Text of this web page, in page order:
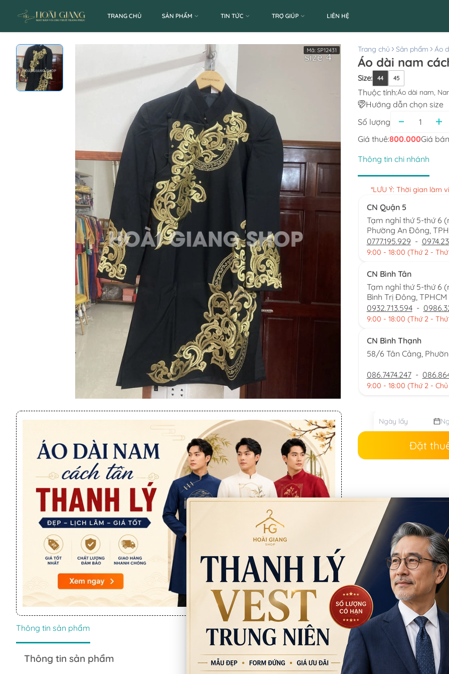
TRANG CHỦ SẢN PHẨM TIN TỨC TRỢ GIÚP LIÊN HỆ
Mã: SP12431
Thông tin sản phẩm
Thông tin sản phẩm
Trang chủ Sản phẩm Áo
Áo dài nam
Size: 44 45
Thuộc tính:Áo dài nam,
Hướng dẫn chọn size
Số lượng
Giá thuê:800.000Giá
Thông tin chi nhánh
*LƯU Ý: Thời gian làm
CN Quận 5
Tạm nghỉ thứ 5-thứ 6
Phường An Đông,
0777.195.929 -
9:00 - 18:00 (Thứ 2 - Thứ
CN Bình Tân
Tạm nghỉ thứ 5-thứ 6
Bình Trị Đông, TPHCM
0932.713.594 -
9:00 - 18:00 (Thứ 2 - Thứ
CN Bình Thạnh
58/6 Tân Cảng,
086.7474.247 -
9:00 - 18:00 (Thứ 2 -
Đặt